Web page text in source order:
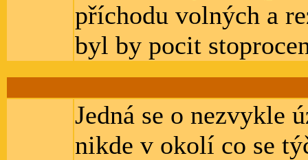
příchodu volných a
byl by pocit
Jedná se o nezvykle
nikde v okolí co se